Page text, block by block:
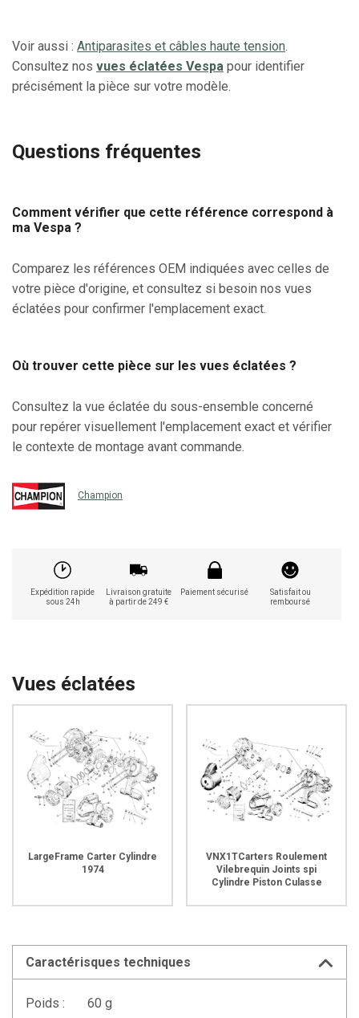
Voir aussi : Antiparasites et câbles haute tension.
Consultez nos vues éclatées Vespa pour identifier
précisément la pièce sur votre modèle.
Questions fréquentes
Comment vérifier que cette référence correspond à
ma Vespa ?
Comparez les références OEM indiquées avec celles de
votre pièce d'origine, et consultez si besoin nos vues
éclatées pour confirmer l'emplacement exact.
Où trouver cette pièce sur les vues éclatées ?
Consultez la vue éclatée du sous-ensemble concerné
pour repérer visuellement l'emplacement exact et vérifier
le contexte de montage avant commande.
Champion
Expédition rapide
sous 24h
Livraison gratuite
à partir de 249 €
Paiement sécurisé
Satisfait ou
remboursé
Vues éclatées
LargeFrame Carter Cylindre
1974
VNX1TCarters Roulement
Vilebrequin Joints spi
Cylindre Piston Culasse
Caractérisques techniques
Poids : 60 g